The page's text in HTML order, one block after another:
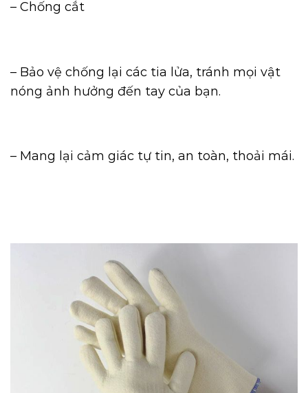
– Chống cắt
– Bảo vệ chống lại các tia lửa, tránh mọi vật
nóng ảnh hưởng đến tay của bạn.
– Mang lại cảm giác tự tin, an toàn, thoải mái.